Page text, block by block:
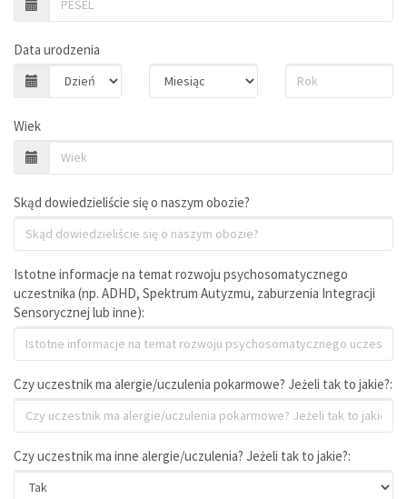
Data urodzenia
Wiek
Skąd dowiedzieliście się o naszym obozie?
Istotne informacje na temat rozwoju psychosomatycznego
uczestnika (np. ADHD, Spektrum Autyzmu, zaburzenia Integracji
Sensorycznej lub inne):
Czy uczestnik ma alergie/uczulenia pokarmowe? Jeżeli tak to jakie?:
Czy uczestnik ma inne alergie/uczulenia? Jeżeli tak to jakie?: